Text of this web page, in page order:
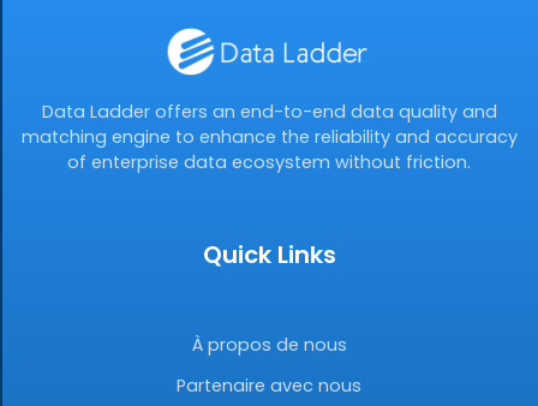
Data Ladder offers an end-to-end data quality and
matching engine to enhance the reliability and accuracy
of enterprise data ecosystem without friction.
Quick Links
À propos de nous
Partenaire avec nous